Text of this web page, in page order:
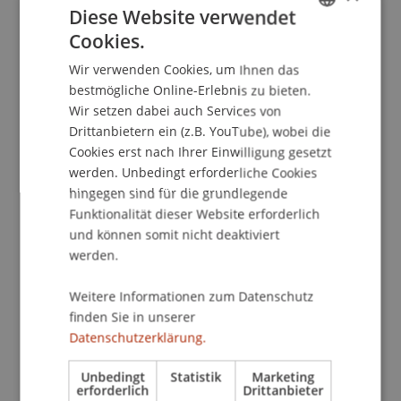
Hier werden umweltfreundliche Entwürfe mit
nachhaltigen Materialien und Technologien
berücksichtigt Energie, Mobilität, Gesundheit und
soziale Aspekte, um eine zukunftsfähige
Architektur zu fördern.
Bauerbe & Upcycling
Diese Fachgruppe widmet sich dem Erhalt, der
Weiterentwicklung und Wiederverwendung
bestehender Bausubstanz. Sie erforscht
zirkuläre Bauwirtschaft, um Ressourcen effizient
zu nutzen und kreislauforientierte
Konstruktionsprinzipien zu etablieren.
Diese Website verwendet
Cookies.
Wir verwenden Cookies, um Ihnen das
bestmögliche Online-Erlebnis zu bieten.
Wir setzen dabei auch Services von
Drittanbietern ein (z.B. YouTube), wobei die
Cookies erst nach Ihrer Einwilligung gesetzt
werden. Unbedingt erforderliche Cookies
hingegen sind für die grundlegende
Funktionalität dieser Website erforderlich
und können somit nicht deaktiviert
werden.
Weitere Informationen zum Datenschutz
finden Sie in unserer
Datenschutzerklärung.
Unbedingt
erforderlich
Statistik Marketing
Drittanbieter